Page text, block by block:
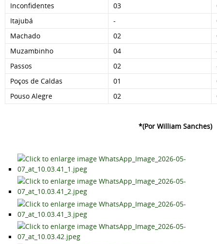
Inconfidentes 03
Itajubá
-
Machado
02
Muzambinho
04
Passos
02
Poços de Caldas
01
Pouso Alegre
02
*(Por William Sanches)